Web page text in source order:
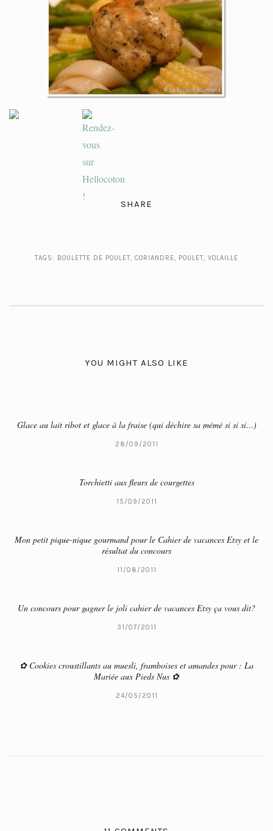
SHARE
TAGS: BOULETTE DE POULET, CORIANDRE, POULET, VOLAILLE
YOU MIGHT ALSO LIKE
Glace au lait ribot et glace à la fraise (qui déchire sa mémé si si si…)
28/09/2011
Torchietti aux fleurs de courgettes
15/09/2011
Mon petit pique-nique gourmand pour le Cahier de vacances Etsy et le
résultat du concours
11/08/2011
Un concours pour gagner le joli cahier de vacances Etsy ça vous dit?
31/07/2011
✿ Cookies croustillants au muesli, framboises et amandes pour : La
Mariée aux Pieds Nus ✿
24/05/2011